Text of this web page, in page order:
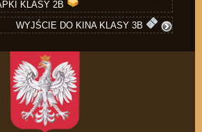
KLASY 2B
WYJŚCIE DO KINA KLASY 3B